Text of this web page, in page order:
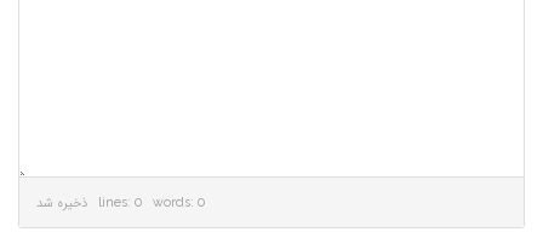
lines: 0 words: 0 ذخیره شد